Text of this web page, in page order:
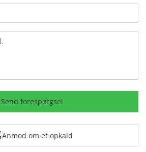
Send forespørgsel
Anmod om et opkald